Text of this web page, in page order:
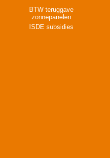
BTW teruggave
zonnepanelen
ISDE subsidies